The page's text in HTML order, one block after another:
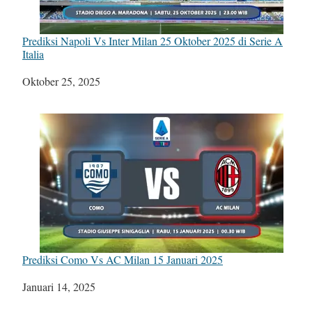
Prediksi Napoli Vs Inter Milan 25 Oktober 2025 di Serie A
Italia
Tanggal
Oktober 25, 2025
Prediksi Como Vs AC Milan 15 Januari 2025
Tanggal
Januari 14, 2025